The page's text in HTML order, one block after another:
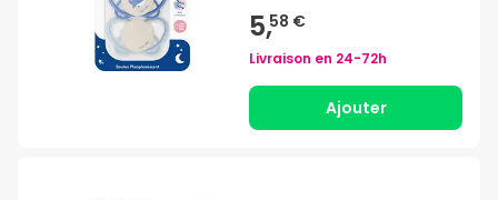
5,58 €
Livraison en 24-72h
Ajouter